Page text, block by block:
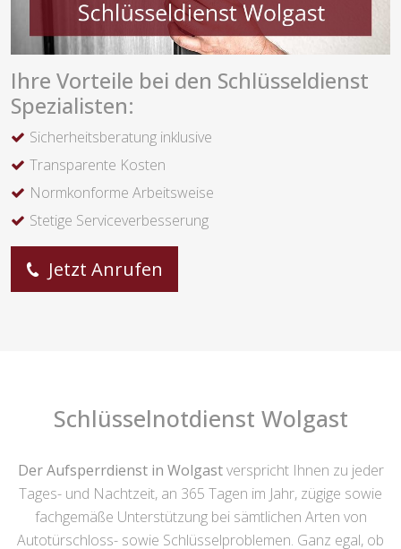
Ihre Vorteile bei den Schlüsseldienst
Spezialisten:
Sicherheitsberatung inklusive
Transparente Kosten
Normkonforme Arbeitsweise
Stetige Serviceverbesserung
Jetzt Anrufen
Schlüsselnotdienst Wolgast
Der Aufsperrdienst in Wolgastverspricht Ihnen zu jeder
Tages- und Nachtzeit, an 365 Tagen im Jahr, zügige sowie
fachgemäße Unterstützung bei sämtlichen Arten von
Autotürschloss- sowie Schlüsselproblemen. Ganz egal, ob